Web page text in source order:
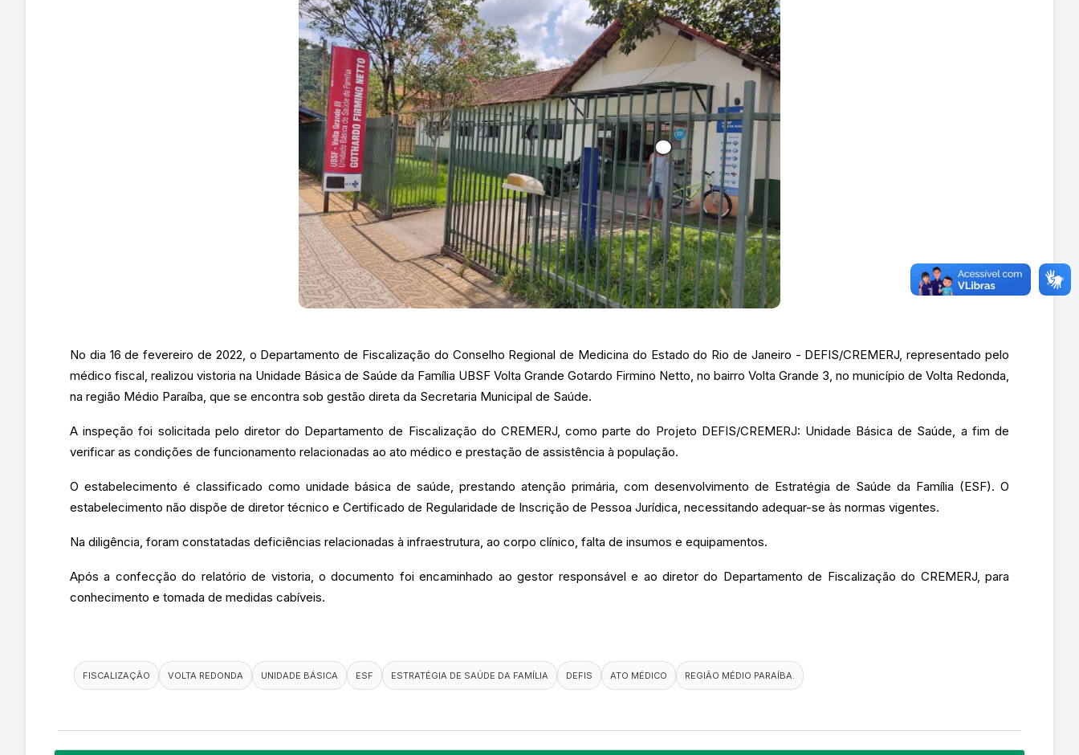
No dia 16 de fevereiro de 2022, o Departamento de Fiscalização do Conselho Regional de Medicina do Estado do Rio de Janeiro - DEFIS/CREMERJ, representado pelo
médico fiscal, realizou vistoria na Unidade Básica de Saúde da Família UBSF Volta Grande Gotardo Firmino Netto, no bairro Volta Grande 3, no município de Volta Redonda,
na região Médio Paraíba, que se encontra sob gestão direta da Secretaria Municipal de Saúde.
A inspeção foi solicitada pelo diretor do Departamento de Fiscalização do CREMERJ, como parte do Projeto DEFIS/CREMERJ: Unidade Básica de Saúde, a fim de
verificar as condições de funcionamento relacionadas ao ato médico e prestação de assistência à população.
O estabelecimento é classificado como unidade básica de saúde, prestando atenção primária, com desenvolvimento de Estratégia de Saúde da Família (ESF). O
estabelecimento não dispõe de diretor técnico e Certificado de Regularidade de Inscrição de Pessoa Jurídica, necessitando adequar-se às normas vigentes.
Na diligência, foram constatadas deficiências relacionadas à infraestrutura, ao corpo clínico, falta de insumos e equipamentos.
Após a confecção do relatório de vistoria, o documento foi encaminhado ao gestor responsável e ao diretor do Departamento de Fiscalização do CREMERJ, para
conhecimento e tomada de medidas cabíveis.
FISCALIZAÇÃO VOLTA REDONDA UNIDADE BÁSICA ESF ESTRATÉGIA DE SAÚDE DA FAMÍLIA DEFIS ATO MÉDICO REGIÃO MÉDIO PARAÍBA.